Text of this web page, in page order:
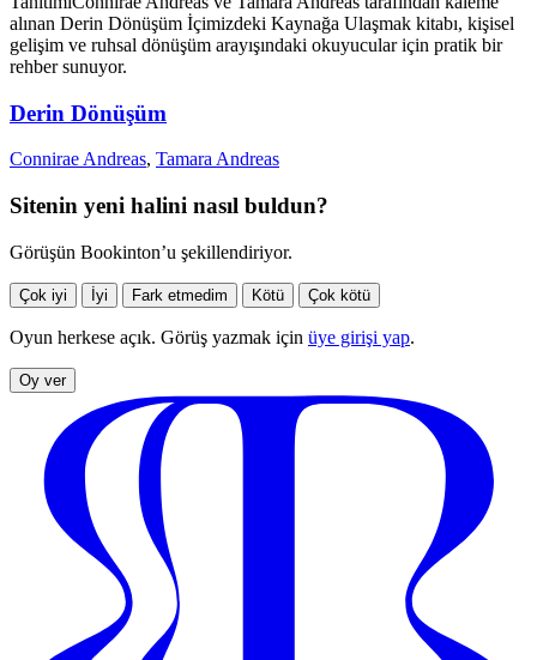
alınan Derin Dönüşüm İçimizdeki Kaynağa Ulaşmak kitabı, kişisel
gelişim ve ruhsal dönüşüm arayışındaki okuyucular için pratik bir
rehber sunuyor.
Derin Dönüşüm
Connirae Andreas, Tamara Andreas
Sitenin yeni halini nasıl buldun?
Görüşün Bookinton’u şekillendiriyor.
Çok iyi İyi Fark etmedim Kötü Çok kötü
Oyun herkese açık. Görüş yazmak için üye girişi yap.
Oy ver